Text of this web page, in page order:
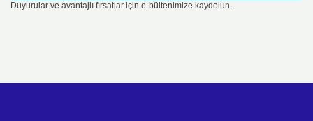
Duyurular ve avantajlı fırsatlar için e-bültenimize kaydolun.